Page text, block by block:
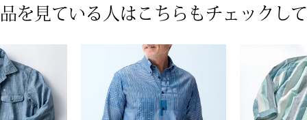
を見ている人は こちらもチェックし